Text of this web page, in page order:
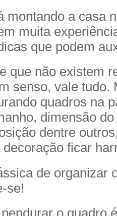
montando a casa
muita
que podem
que não existem
senso, vale tudo.
quadros na
dimensão
dentre
ficar
de organizar
se!
o quadro